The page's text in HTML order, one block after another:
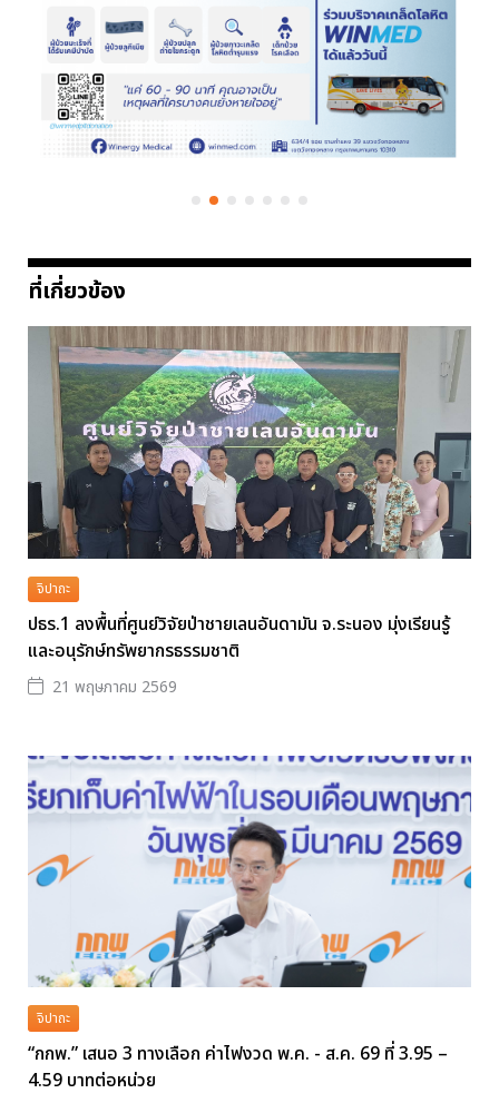
ที่เกี่ยวข้อง
จิปาถะ
ปธร.1 ลงพื้นที่ศูนย์วิจัยป่าชายเลนอันดามัน จ.ระนอง มุ่งเรียนรู้
และอนุรักษ์ทรัพยากรธรรมชาติ
21 พฤษภาคม 2569
จิปาถะ
“กกพ.” เสนอ 3 ทางเลือก ค่าไฟงวด พ.ค. - ส.ค. 69 ที่ 3.95 –
4.59 บาทต่อหน่วย